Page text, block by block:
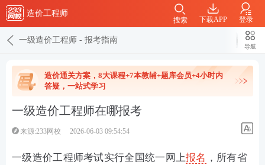
造价工程师
下载APP 登录
搜索
一级造价工程师 - 报考指南
导航
造价通关方案，8大课程+7本教辅+题库会员+4小时内
答疑，一站式学习
一级造价工程师在哪报考
来源:233网校 2026-06-03 09:54:54
一级造价工程师考试实行全国统一网上报名 ，所有省